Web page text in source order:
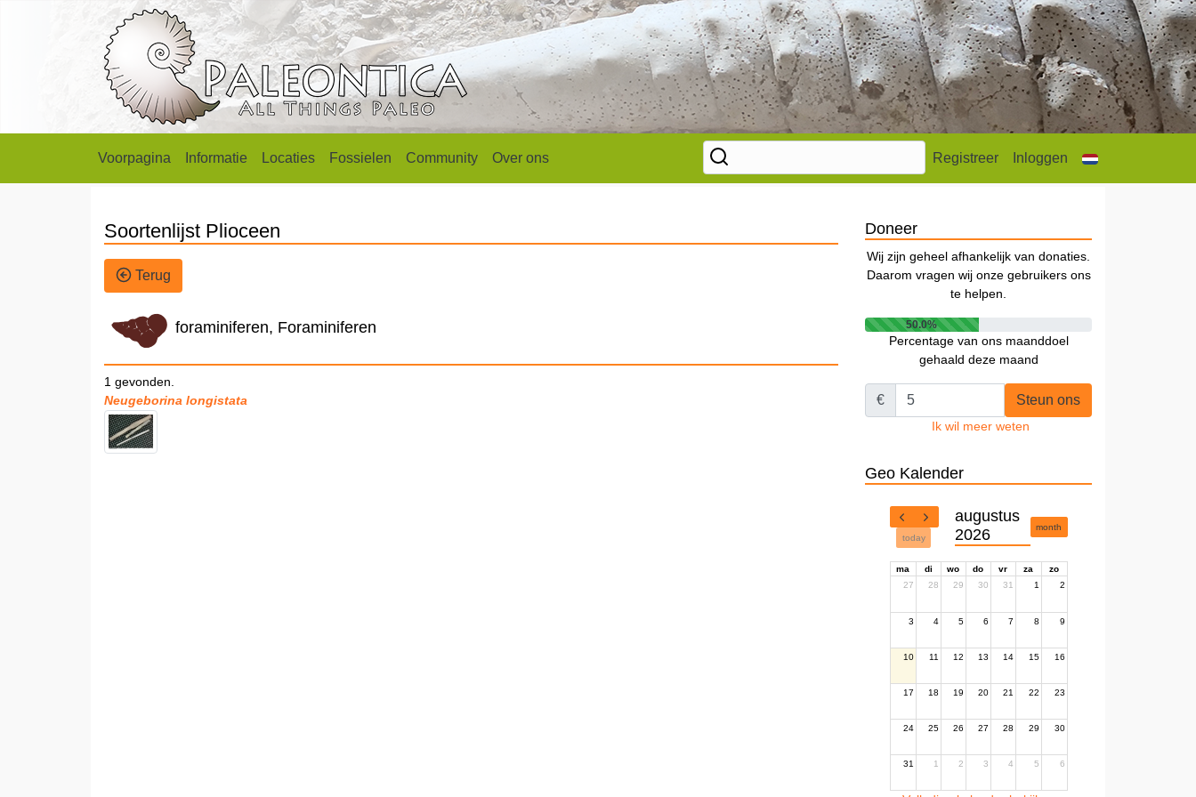
Voorpagina Informatie Locaties Fossielen Community Over ons Registreer Inloggen
Soortenlijst Plioceen
Terug
foraminiferen, Foraminiferen
1 gevonden.
Neugeborina longistata
Doneer
Wij zijn geheel afhankelijk van donaties.
Daarom vragen wij onze gebruikers ons
te helpen.
50.0%
Percentage van ons maanddoel
gehaald deze maand
€ Steun ons
Ik wil meer weten
Geo Kalender
today
augustus
2026
month
ma di wo do vr za
zo
27
28 29 30 31 1 2
3 4 5 6 7 8 9
10 11 12 13 14 15 16
17 18 19 20 21 22 23
24 25 26 27 28 29 30
31 1 2 3 4 5 6